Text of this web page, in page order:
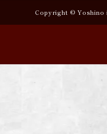
Copyright © Yoshino